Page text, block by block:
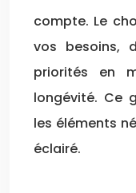
compte. Le
vos besoins,
priorités en
longévité. Ce
les éléments
éclairé.